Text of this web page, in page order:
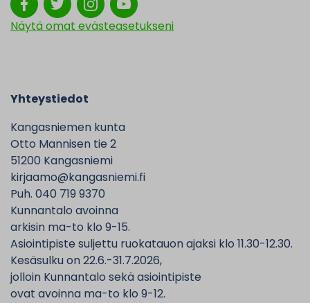
Näytä omat evästeasetukseni
Yhteystiedot
Kangasniemen kunta
Otto Mannisen tie 2
51200 Kangasniemi
kirjaamo@kangasniemi.fi
Puh. 040 719 9370
Kunnantalo avoinna
arkisin ma-to klo 9-15.
Asiointipiste suljettu ruokatauon ajaksi klo 11.30-12.30.
Kesäsulku on 22.6.-31.7.2026,
jolloin Kunnantalo sekä asiointipiste
ovat avoinna ma-to klo 9-12.